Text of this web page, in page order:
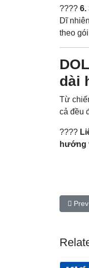
???? 6.
Dĩ
theo
dài
Từ
cả đều
????
hướng
Prev